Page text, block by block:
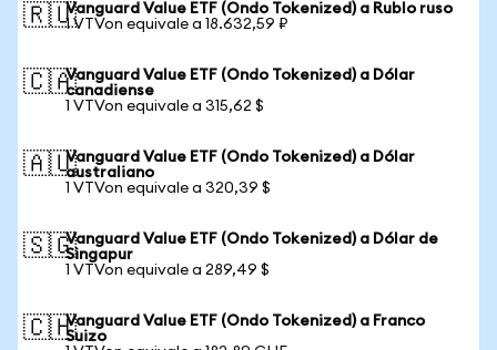
🇷🇺Vanguard Value ETF (Ondo Tokenized) a Rublo ruso
1 VTVon equivale a 18.632,59 ₽
🇨🇦Vanguard Value ETF (Ondo Tokenized) a Dólar
canadiense
1 VTVon equivale a 315,62 $
🇦🇺Vanguard Value ETF (Ondo Tokenized) a Dólar
australiano
1 VTVon equivale a 320,39 $
🇸🇬Vanguard Value ETF (Ondo Tokenized) a Dólar de
Singapur
1 VTVon equivale a 289,49 $
🇨🇭Vanguard Value ETF (Ondo Tokenized) a Franco
Suizo